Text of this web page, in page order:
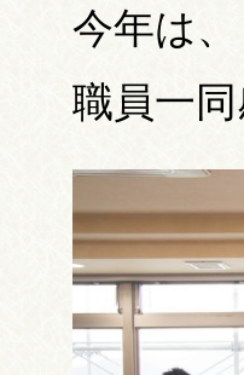
今年は
職員一